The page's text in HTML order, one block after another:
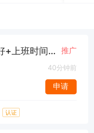
服装带货主播（福利待遇好+上班时间短） 推广
40分钟前
申请
认证